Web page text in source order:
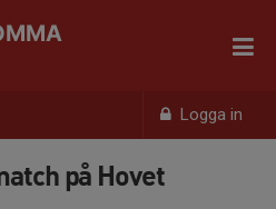
Logga in
på Hovet